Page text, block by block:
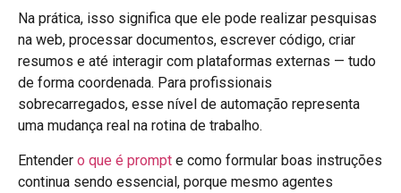
Na prática, isso significa que ele pode realizar pesquisas
na web, processar documentos, escrever código, criar
resumos e até interagir com plataformas externas — tudo
de forma coordenada. Para profissionais
sobrecarregados, esse nível de automação representa
uma mudança real na rotina de trabalho.
Entender o que é prompt e como formular boas instruções
continua sendo essencial, porque mesmo agentes